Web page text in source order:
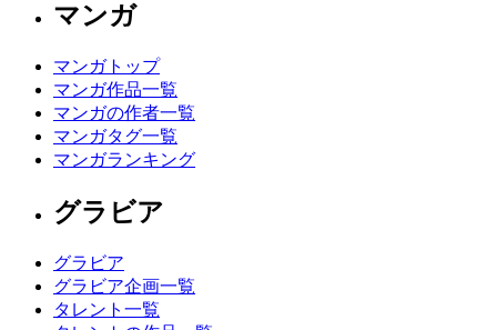
マンガ
マンガトップ
マンガ作品一覧
マンガの作者一覧
マンガタグ一覧
マンガランキング
グラビア
グラビア
グラビア企画一覧
タレント一覧